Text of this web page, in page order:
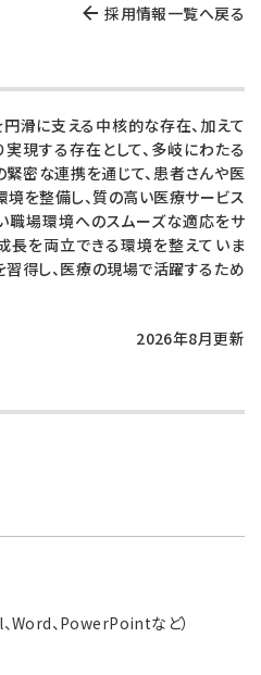
採用情報一覧へ戻る
滑に支える中核的な存在、加えて
現する存在として、多岐にわたる
緊密な連携を通じて、患者さんや医
境を整備し、質の高い医療サービス
職場環境へのスムーズな適応をサ
長を両立できる環境を整えていま
習得し、医療の現場で活躍するため
2026年8月更新
Word、PowerPointなど）